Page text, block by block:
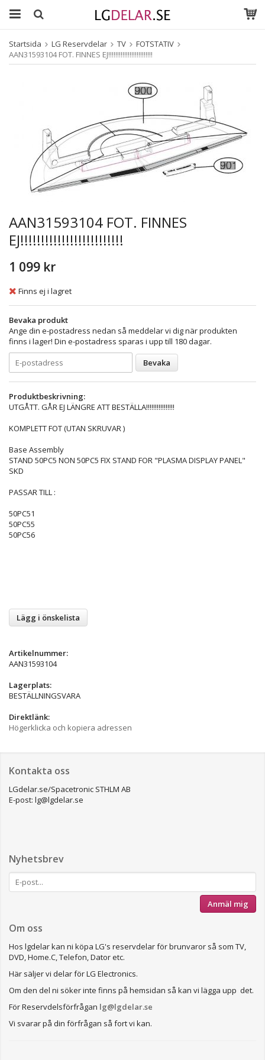
Startsida LG Reservdelar TV
FOTSTATIV
AAN31593104 FOT. FINNES EJ!!!!!!!!!!!!!!!!!!!!!!!!!
AAN31593104 FOT. FINNES
EJ!!!!!!!!!!!!!!!!!!!!!!!!!
1 099 kr
Finns ej i lagret
Bevaka produkt
Ange din e-postadress nedan så meddelar vi dig när produkten
finns i lager! Din e-postadress sparas i upp till 180 dagar.
Bevaka
Produktbeskrivning:
UTGÅTT. GÅR EJ LÄNGRE ATT BESTÄLLA!!!!!!!!!!!!!!!!
KOMPLETT FOT (UTAN SKRUVAR )
Base Assembly
STAND 50PC5 NON 50PC5 FIX STAND FOR "PLASMA DISPLAY PANEL"
SKD
PASSAR TILL :
50PC51
50PC55
50PC56
Lägg i önskelista
Artikelnummer:
AAN31593104
Lagerplats:
BESTÄLLNINGSVARA
Direktlänk:
Högerklicka och kopiera adressen
Kontakta oss
LGdelar.se/Spacetronic STHLM AB
E-post: lg@lgdelar.se
Nyhetsbrev
Anmäl mig
Om oss
Hos lgdelar kan ni köpa LG's reservdelar för brunvaror så som TV,
DVD, Home.C, Telefon, Dator etc.
Här säljer vi delar för LG Electronics.
Om den del ni söker inte finns på hemsidan så kan vi lägga upp det.
För Reservdelsförfrågan lg@lgdelar.se
Vi svarar på din förfrågan så fort vi kan.